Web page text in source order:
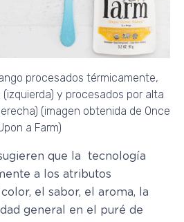
procesados térmicamente,
y procesados por alta
(imagen obtenida de Once
a Farm)
que la tecnología
a los atributos
el sabor, el aroma, la
general en el puré de